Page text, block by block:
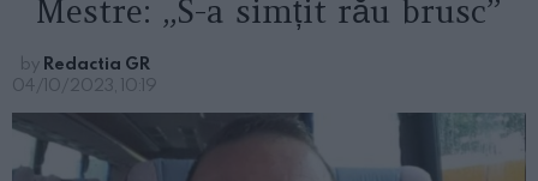
Mestre: „S-a simțit rău brusc”
by Redactia GR
04/10/2023, 10:19